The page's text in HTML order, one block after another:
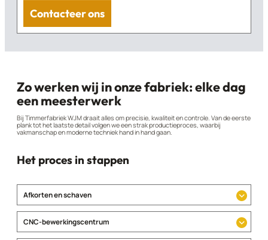
Contacteer ons
Zo werken wij in onze fabriek: elke dag
een meesterwerk
Bij Timmerfabriek WJM draait alles om precisie, kwaliteit en controle. Van de eerste
plank tot het laatste detail volgen we een strak productieproces, waarbij
vakmanschap en moderne techniek hand in hand gaan.
Het proces in stappen
Afkorten en schaven
CNC-bewerkingscentrum